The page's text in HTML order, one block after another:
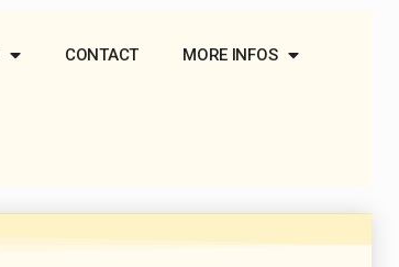
CONTACT MORE INFOS